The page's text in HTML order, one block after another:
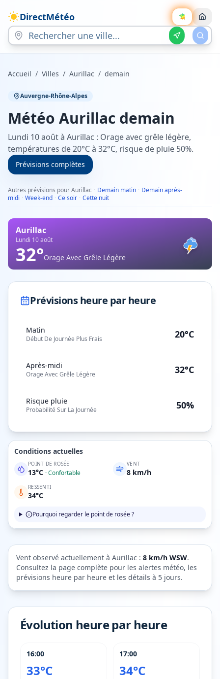
DirectMétéo
Accueil / Villes / Aurillac / demain
Auvergne-Rhône-Alpes
Météo Aurillac demain
Lundi 10 août à Aurillac : Orage avec grêle légère,
températures de 20°C à 32°C, risque de pluie 50%.
Prévisions complètes
Autres prévisions pour Aurillac · Demain matin · Demain après-
midi · Week-end · Ce soir · Cette nuit
Aurillac
Lundi 10 août
32°Orage Avec Grêle Légère
Prévisions heure par heure
Matin
Début De Journée Plus Frais 20°C
Après-midi
Orage Avec Grêle Légère 32°C
Risque pluie
Probabilité Sur La Journée 50%
Conditions actuelles
POINT DE ROSÉE
13°C ·Confortable
VENT
8 km/h
RESSENTI
34°C
Pourquoi regarder le point de rosée ?
Vent observé actuellement à Aurillac : 8 km/h WSW.
Consultez la page complète pour les alertes météo, les
prévisions heure par heure et les détails à 5 jours.
Évolution heure par heure
16:00
33°C
17:00
34°C